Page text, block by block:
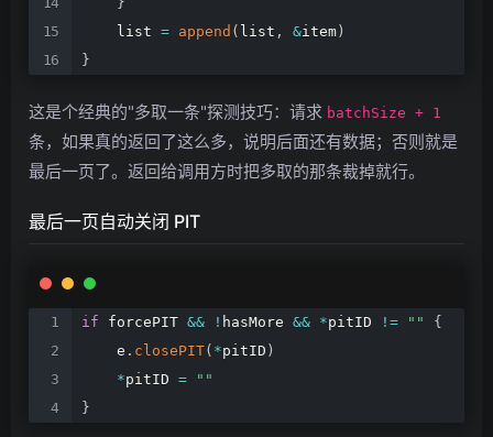
list = append ( list , &item )
}
这是个经典的"多取一条"探测技巧：请求 batchSize + 1
条，如果真的返回了这么多，说明后面还有数据；否则就是
最后一页了。返回给调用方时把多取的那条裁掉就行。
最后一页自动关闭 PIT
if forcePIT && ! hasMore && *pitID != ""
{
e . closePIT( *pitID )
*pitID =
""
}